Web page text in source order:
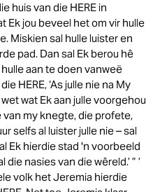
huis van die HERE in
Ek jou beveel het om vir hulle
Miskien sal hulle luister en
pad. Dan sal Ek berou hê
aan te doen vanweë
HERE, ‘As julle nie na My
wat Ek aan julle voorgehou
van my knegte, die profete,
selfs al luister julle nie – sal
Ek hierdie stad 'n voorbeeld
nasies van die wêreld.’ ” ’
volk het Jeremia hierdie